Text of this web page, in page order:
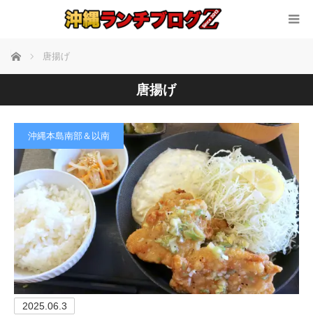
ホーム 唐揚げ
唐揚げ
沖縄本島南部＆以南
2025.06.3